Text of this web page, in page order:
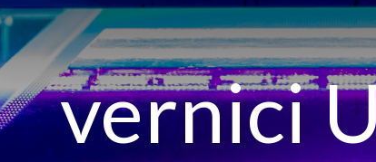
vernici